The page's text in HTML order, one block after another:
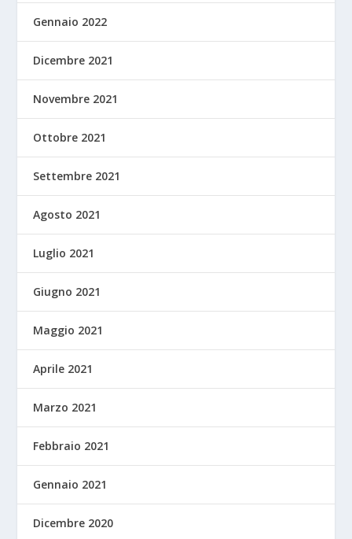
Gennaio 2022
Dicembre 2021
Novembre 2021
Ottobre 2021
Settembre 2021
Agosto 2021
Luglio 2021
Giugno 2021
Maggio 2021
Aprile 2021
Marzo 2021
Febbraio 2021
Gennaio 2021
Dicembre 2020